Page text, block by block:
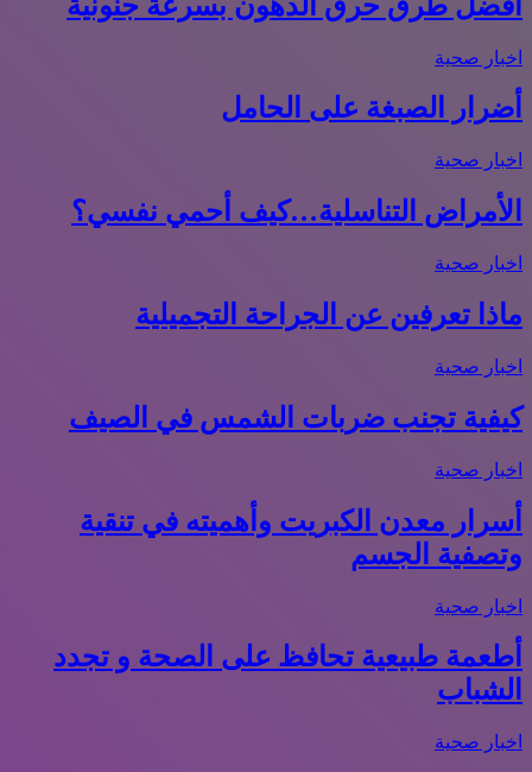
اخبار صحية
أضرار الصبغة على الحامل
اخبار صحية
الأمراض التناسلية…كيف أحمي نفسي؟
اخبار صحية
ماذا تعرفين عن الجراحة التجميلية
اخبار صحية
كيفية تجنب ضربات الشمس في الصيف
اخبار صحية
أسرار معدن الكبريت وأهميته في تنقية
وتصفية الجسم
اخبار صحية
أطعمة طبيعية تحافظ على الصحة و تجدد
الشباب
اخبار صحية